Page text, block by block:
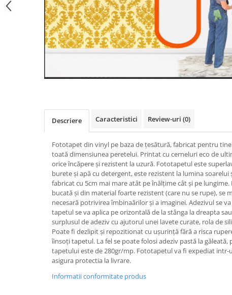
Descriere Caracteristici Review-uri (0)
Fototapet din vinyl pe baza de țesătură, fabricat pentru
toată dimensiunea peretelui. Printat cu cerneluri eco de
orice încăpere și rezistent la uzură. Fototapetul este
burete și apă cu detergent, este rezistent la lumina soarelui
fabricat cu 5cm mai mare atât pe înălțime cât și pe
bucată și din material foarte rezistent (care nu se rupe), se
necesară potrivirea îmbinaărilor și a imaginei. Adezivul se
tapetul se va aplica pe orizontală de la stânga la dreapta
surplusul de adeziv cu ajutorul unei lavete curate, rola de
Poate fi dezlipit și repozitionat cu ușurință fără a risca
îinsoți tapetul. La fel se poate folosi adeziv pastă la
tapetului este de 280gr/mp. Fototapetul va fi expediat intr-
asigura protectia la livrare.
Informatii conformitate produs